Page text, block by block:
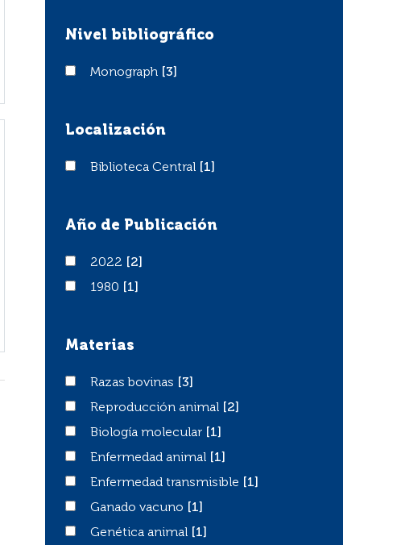
Nivel bibliográfico
Monograph
Monograph [3]
Localización
Biblioteca Central
Biblioteca Central [1]
Año de Publicación
20222022
[2]
19801980 [1]
Materias
Razas bovinas
Razas bovinas
[3]
Reproducción animal
Reproducción animal
[2]
Biología molecular
Biología molecular
[1]
Enfermedad animal
Enfermedad animal
[1]
Enfermedad transmisible
Enfermedad transmisible
[1]
Ganado vacuno
Ganado vacuno
[1]
Genética animal
Genética animal [1]